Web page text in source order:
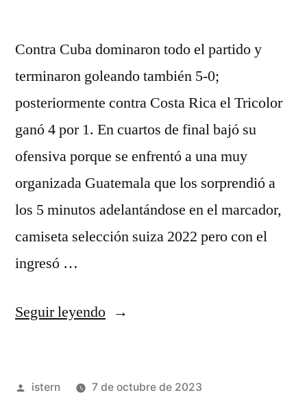
Contra Cuba dominaron todo el partido y
terminaron goleando también 5-0;
posteriormente contra Costa Rica el Tricolor
ganó 4 por 1. En cuartos de final bajó su
ofensiva porque se enfrentó a una muy
organizada Guatemala que los sorprendió a
los 5 minutos adelantándose en el marcador,
camiseta selección suiza 2022 pero con el
ingresó …
Seguir leyendo«polos
baratos»
Publicado
istern
7 de octubre de 2023